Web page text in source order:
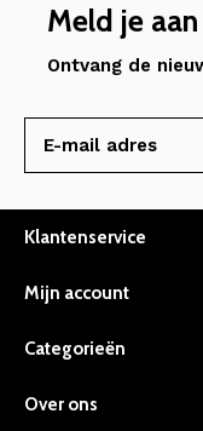
Meld je
Ontvang de
Klantenservice
Mijn account
Categorieën
Over ons